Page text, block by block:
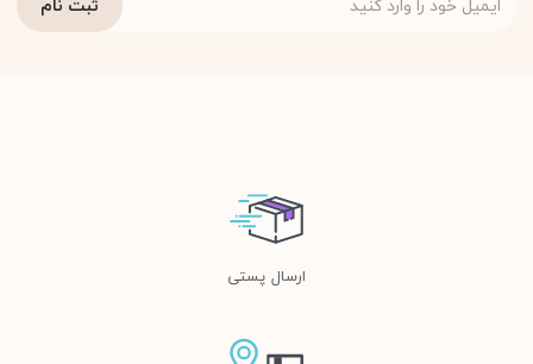
ارسال پستی